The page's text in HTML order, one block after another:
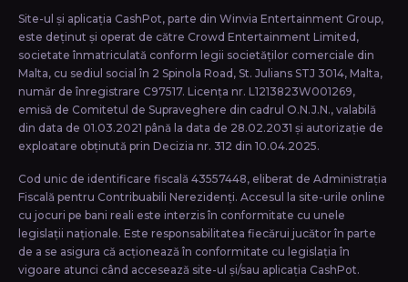
Site-ul și aplicația CashPot, parte din Winvia Entertainment Group,
este deținut și operat de către Crowd Entertainment Limited,
societate înmatriculată conform legii societăţilor comerciale din
Malta, cu sediul social în 2 Spinola Road, St. Julians STJ 3014, Malta,
număr de înregistrare C97517. Licența nr. L1213823W001269,
emisă de Comitetul de Supraveghere din cadrul O.N.J.N., valabilă
din data de 01.03.2021 până la data de 28.02.2031 și autorizație de
exploatare obținută prin Decizia nr. 312 din 10.04.2025.
Cod unic de identificare fiscală 43557448, eliberat de Administrația
Fiscală pentru Contribuabili Nerezidenți. Accesul la site-urile online
cu jocuri pe bani reali este interzis în conformitate cu unele
legislații naționale. Este responsabilitatea fiecărui jucător în parte
de a se asigura că acționează în conformitate cu legislația în
vigoare atunci când accesează site-ul și/sau aplicația CashPot.